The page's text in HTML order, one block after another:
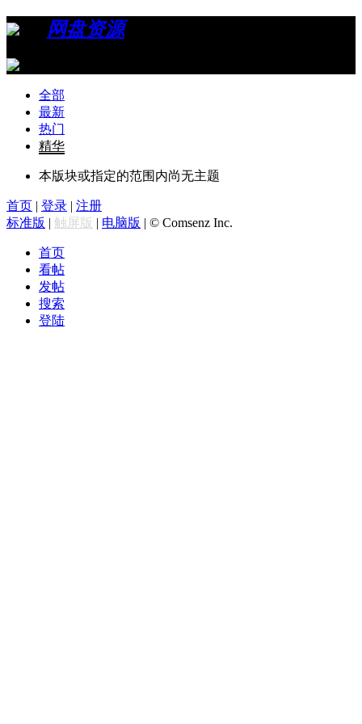
网盘资源›
全部
最新
热门
精华
本版块或指定的范围内尚无主题
首页 | 登录 | 注册
标准版 | 触屏版 | 电脑版 | © Comsenz Inc.
首页
看帖
发帖
搜索
登陆